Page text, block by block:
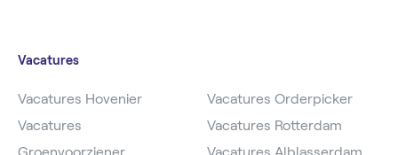
Vacatures
Vacatures Hovenier
Vacatures
Groenvoorziener
Vacatures Orderpicker
Vacatures Rotterdam
Vacatures Alblasserdam